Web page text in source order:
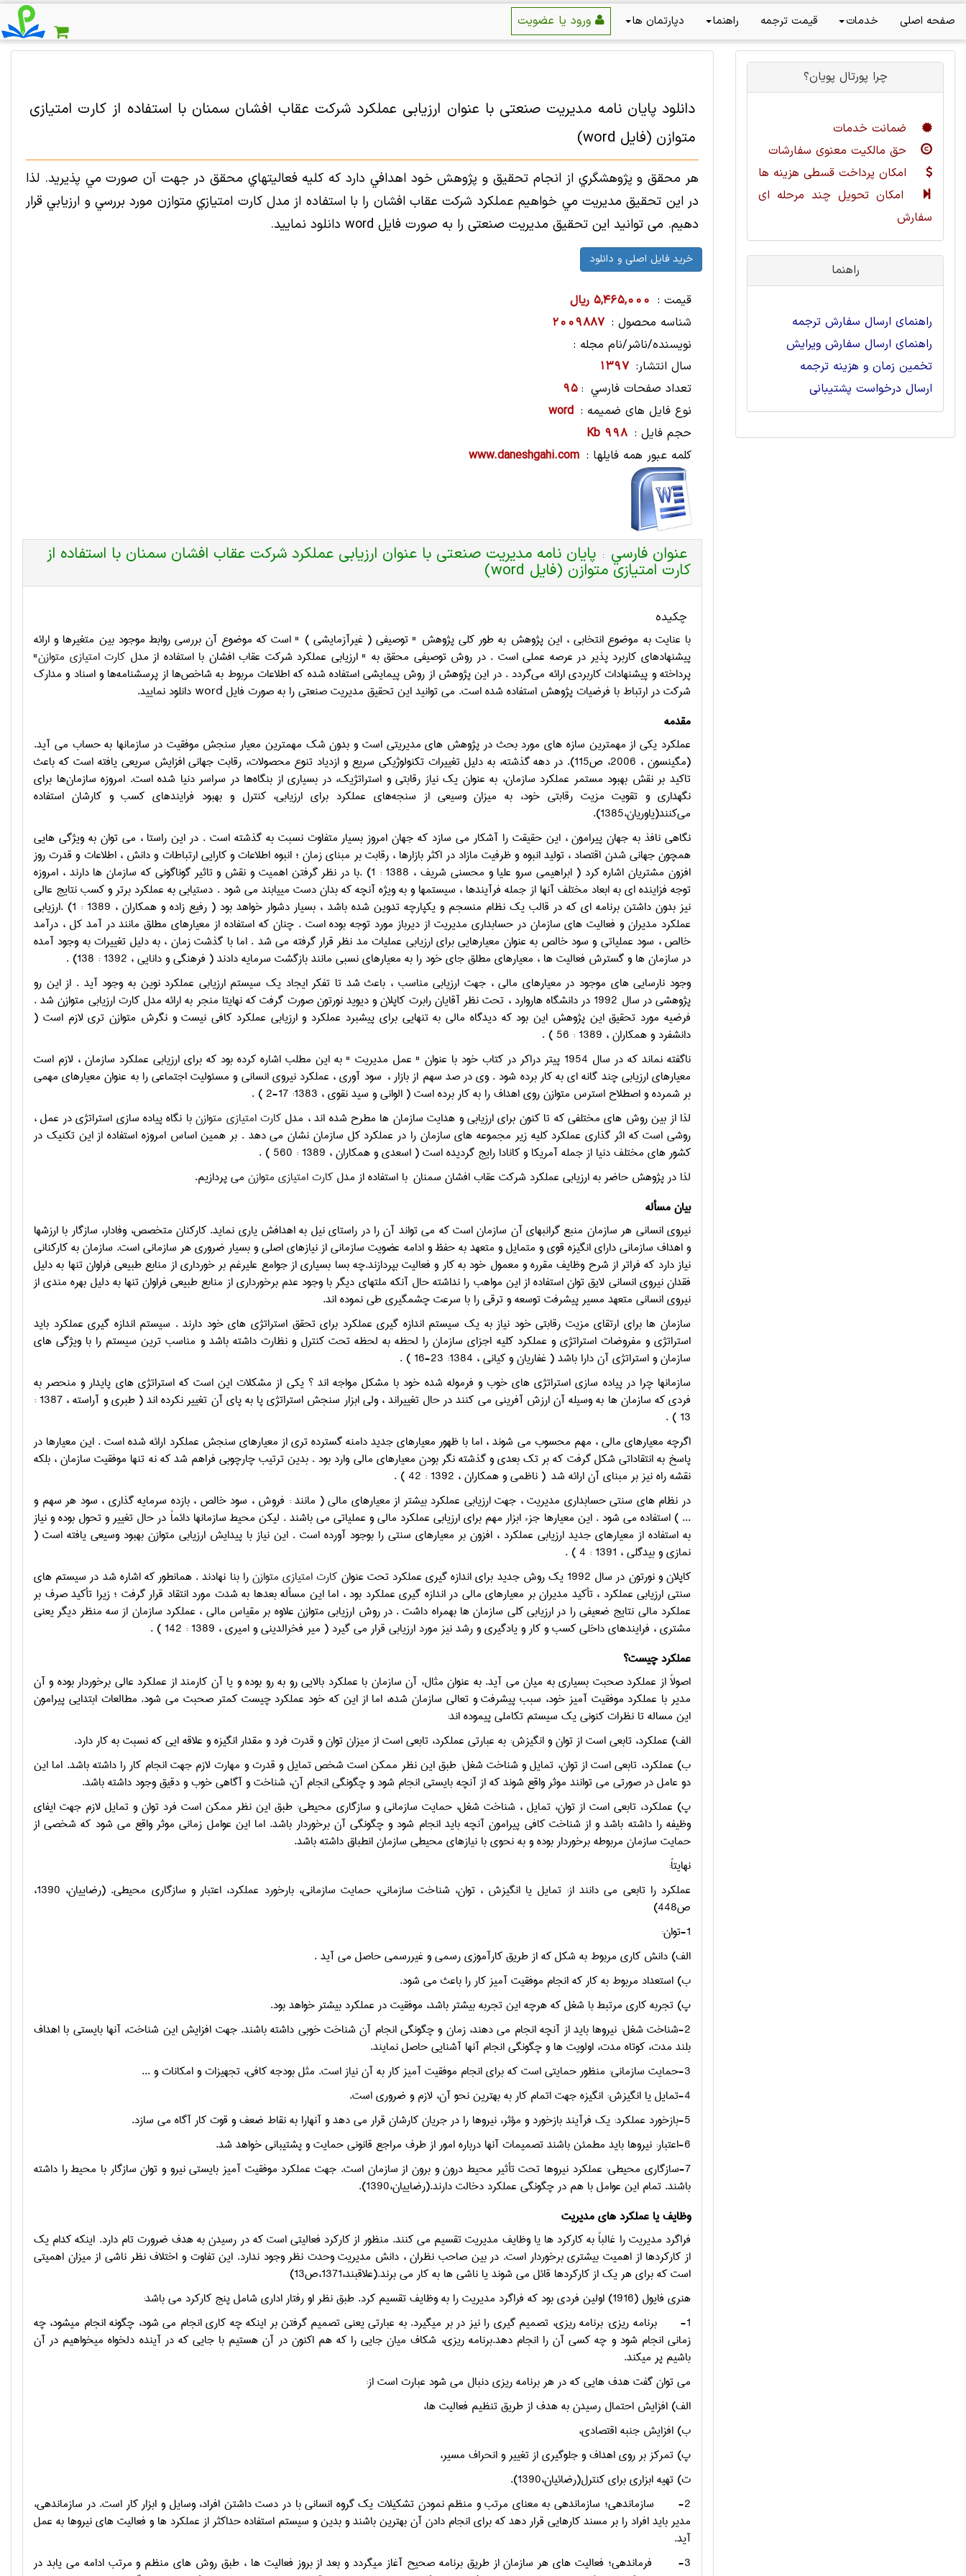
صفحه اصلی خدمات قیمت ترجمه راهنما دپارتمان ها
دانلود پایان نامه مدیریت صنعتی با عنوان ارزیابی عملکرد شرکت عقاب افشان سمنان با استفاده از کارت امتیازی
متوازن (فایل word)
هر محقق و پژوهشگري از انجام تحقيق و پژوهش خود اهدافي دارد كه كليه فعاليتهاي محقق در جهت آن صورت مي پذيريد. لذا
در این تحقيق مدیریت مي خواهيم عملکرد شرکت عقاب افشان را با استفاده از مدل کارت امتيازي متوازن مورد بررسي و ارزيابي قرار
دهيم. می توانید این تحقیق مدیریت صنعتی را به صورت فایل word دانلود نمایید.
قیمت : 5,465,000 ریال
شناسه محصول : 2009887
نویسنده/ناشر/نام مجله :
سال انتشار: 1397
تعداد صفحات فارسي :
95
نوع فایل های ضمیمه : word
حجم فایل : 998 Kb
کلمه عبور همه فایلها : www.daneshgahi.com
عنوان فارسي : پایان نامه مدیریت صنعتی با عنوان ارزیابی عملکرد شرکت عقاب افشان سمنان با استفاده از
کارت امتیازی متوازن (فایل word)
چکیده
با عنايت به موضوع انتخابي ، اين پژوهش به طور كلي پژوهش " توصيفي ( غيرآزمايشي ) " است كه موضوع آن بررسي روابط موجود بين متغيرها و ارائه
پيشنهادهاي كاربرد پذير در عرصه عملي است . در روش توصيفي محقق به " ارزيابي عملکرد شرکت عقاب افشان با استفاده از مدل کارت امتيازي متوازن"
پرداخته و پيشنهادات كاربردي ارائه مي‌گردد . در اين پژوهش از روش پيمايشي استفاده شده كه اطلاعات مربوط به شاخص‌ها از پرسشنامه‌ها و اسناد و مدارک
شرکت در ارتباط با فرضيات پژوهش استفاده شده است. می توانید این تحقیق مدیریت صنعتی را به صورت فایل word دانلود نمایید.
مقدمه
عملكرد يكي از مهمترين سازه هاي مورد بحث در پژوهش هاي مديريتي است و بدون شك مهمترين معيار سنجش موفقيت در سازمانها به حساب مي آيد.
(مگینسون ، 2006، ص115). در دهه گذشته، به دلیل تغییرات تکنولوژیکی سریع و ازدیاد تنوع محصولات، رقابت جهانی افزایش سریعی یافته است که باعث
تاکید بر نقش بهبود مستمر عملکرد سازمان، به عنوان یک نیاز رقابتی و استراتژیک، در بسیاری از بنگاه‌ها در سراسر دنیا شده است. امروزه سازمان‌ها برای
نگهداری و تقویت مزیت رقابتی خود، به میزان وسیعی از سنجه‌های عملکرد برای ارزیابی، کنترل و بهبود فرایندهای کسب و کارشان استفاده
می‌کنند(یاوریان،1385).
نگاهي نافذ به جهان پيرامون ، اين حقيقت را آشکار مي سازد که جهان امروز بسيار متفاوت نسبت به گذشته است . در اين راستا ، مي توان به ويژگي هايي
همچون جهاني شدن اقتصاد ، توليد انبوه و ظرفيت مازاد در اکثر بازارها ، رقابت بر مبناي زمان ؛ انبوه اطلاعات و کارايي ارتباطات و دانش ، اطلاعات و قدرت روز
افزون مشتريان اشاره کرد ( ابراهيمي سرو عليا و محسني شريف ، 1388 : 1) .با در نظر گرفتن اهميت و نقش و تاثير گوناگوني که سازمان ها دارند ، امروزه
توجه فزاينده اي به ابعاد مختلف آنها از جمله فرآيندها ، سيستمها و به ويژه آنچه که بدان دست مييابند مي شود . دستيابي به عملکرد برتر و کسب نتايج عالي
نيز بدون داشتن برنامه اي که در قالب يک نظام منسجم و يکپارچه تدوين شده باشد ، بسيار دشوار خواهد بود ( رفيع زاده و همکاران ، 1389 : 1) .ارزيابي
عملکرد مديران و فعاليت هاي سازمان در حسابداري مديريت از ديرباز مورد توجه بوده است . چنان که استفاده از معيارهاي مطلق مانند در آمد کل ، درآمد
خالص ، سود عملياتي و سود خالص به عنوان معيارهايي براي ارزيابي عمليات مد نظر قرار گرفته مي شد . اما با گذشت زمان ، به دليل تغييرات به وجود آمده
در سازمان ها و گسترش فعاليت ها ، معيارهاي مطلق جاي خود را به معيارهاي نسبي مانند بازگشت سرمايه دادند ( فرهنگي و دانايي ، 1392 : 138) .
وجود نارسايي هاي موجود در معيارهاي مالي ، جهت ارزيابي مناسب ، باعث شد تا تفکر ايجاد يک سيستم ارزيابي عملکرد نوين به وجود آيد . از اين رو
پژوهشي در سال 1992 در دانشگاه هاروارد ، تحت نظر آقايان رابرت کاپلان و ديويد نورتون صورت گرفت که نهايتا منجر به ارائه مدل کارت ارزيابي متوازن شد .
فرضيه مورد تحقيق اين پژوهش اين بود که ديدگاه مالي به تنهايي براي پيشبرد عملکرد و ارزيابي عملکرد کافي نيست و نگرش متوازن تري لازم است (
دانشفرد و همکاران ، 1389 : 56 ) .
ناگفته نماند که در سال 1954 پيتر دراکر در کتاب خود با عنوان " عمل مديريت " به اين مطلب اشاره کرده بود که براي ارزيابي عملکرد سازمان ، لازم است
معيارهاي ارزيابي چند گانه اي به کار برده شود . وي در صد سهم از بازار ، سود آوري ، عملکرد نيروي انساني و مسئوليت اجتماعي را به عنوان معيارهاي مهمي
بر شمرده و اصطلاح استرس متوازن روي اهداف را به کار برده است ( الواني و سيد نقوي ، 1383: 17-2 ) .
لذا از بين روش هاي مختلفي که تا کنون براي ارزيابي و هدايت سازمان ها مطرح شده اند ، مدل کارت امتيازي متوازنبا نگاه پياده سازي استراتژي در عمل ،
روشي است که اثر گذاري عملکرد کليه زير مجموعه هاي سازمان را در عملکرد کل سازمان نشان مي دهد . بر همين اساس امروزه استفاده از اين تکنيک در
کشور هاي مختلف دنيا از جمله آمريکا و کانادا رايج گرديده است ( اسعدي و همکاران ، 1389 : 560 ) .
لذا در پژوهش حاضر به ارزيابي عملکرد شرکت عقاب افشان سمنان با استفاده از مدل کارت امتيازي متوازن می پردازیم.
بيان مسأله
نيروي انساني هر سازمان منبع گرانبهاي آن سازمان است كه مي تواند آن را در راستاي نيل به اهدافش ياري نمايد. كاركنان متخصص، وفادار، سازگار با ارزشها
و اهداف سازماني داراي انگيزه قوي و متمايل و متعهد به حفظ و ادامه عضويت سازماني از نيازهاي اصلي و بسيار ضروري هر سازماني است. سازمان به كاركناني
نياز دارد كه فراتر از شرح وظايف مقرره و معمول خود به كار و فعاليت بپردازند.چه بسا بسياري از جوامع عليرغم بر خورداري از منابع طبيعي فراوان تنها به دليل
فقدان نيروي انساني لايق توان استفاده از اين مواهب را نداشته حال آنكه ملتهاي ديگر با وجود عدم برخورداري از منابع طبيعي فراوان تنها به دليل بهره مندي از
نيروي انساني متعهد مسير پيشرفت توسعه و ترقي را با سرعت چشمگيري طي نموده اند.
سازمان ها براي ارتقاي مزيت رقابتي خود نياز به يک سيستم اندازه گيري عملکرد براي تحقق استراتژي هاي خود دارند . سيستم اندازه گيري عملکرد بايد
استراتژي و مفروضات استراتژي و عملکرد کليه اجزاي سازمان را لحظه به لحظه تحت کنترل و نظارت داشته باشد و مناسب ترين سيستم را با ويژگي هاي
سازمان و استراتژي آن دارا باشد ( غفاريان و کياني ، 1384: 23-16 ) .
سازمانها چرا در پياده سازي استراتژي هاي خوب و فرموله شده خود با مشکل مواجه اند ؟ يکي از مشکلات اين است که استراتژي هاي پايدار و منحصر به
فردي که سازمان ها به وسيله آن ارزش آفريني مي کنند در حال تغييراند ، ولي ابزار سنجش استراتژي پا به پاي آن تغيير نکرده اند ( طبري و آراسته ، 1387 :
13 ) .
اگرچه معيارهاي مالي ، مهم محسوب مي شوند ، اما با ظهور معيارهاي جديد دامنه گسترده تري از معيارهاي سنجش عملکرد ارائه شده است . اين معيارها در
پاسخ به انتقاداتي شکل گرفت که بر تک بعدي و گذشته نگر بودن معيارهاي مالي وارد بود . بدين ترتيب چارچوبي فراهم شد که نه تنها موفقيت سازمان ، بلکه
نقشه راه نيز بر مبناي آن ارائه شد ( ناظمي و همکاران ، 1392 : 42 ) .
در نظام هاي سنتي حسابداري مديريت ، جهت ارزيابي عملکرد بيشتر از معيارهاي مالي ( مانند : فروش ، سود خالص ، بازده سرمايه گذاري ، سود هر سهم و
... ) استفاده مي شود . اين معيارها جزء ابزار مهم براي ارزيابي عملکرد مالي و عملياتي مي باشند . ليکن محيط سازمانها دائماً در حال تغيير و تحول بوده و نياز
به استفاده از معيارهاي جديد ارزيابي عملکرد ، افزون بر معيارهاي سنتي را بوجود آورده است . اين نياز با پيدايش ارزيابي متوازن بهبود وسيعي يافته است (
نمازي و بيدگلي ، 1391 : 4 ) .
کاپلان و نورتون در سال 1992 يک روش جديد براي اندازه گيري عملکرد تحت عنوان
کارت امتيازي متوازنرا بنا نهادند . همانطور که اشاره شد در سيستم هاي
سنتي ارزيابي عملکرد ، تأکيد مديران بر معيارهاي مالي در اندازه گيري عملکرد بود ، اما اين مسأله بعدها به شدت مورد انتقاد قرار گرفت ؛ زيرا تأکيد صرف بر
عملکرد مالي نتايج ضعيفي را در ارزيابي کلي سازمان ها بهمراه داشت . در روش ارزيابي متوازن علاوه بر مقياس مالي ، عملکرد سازمان از سه منظر ديگر يعني
مشتري ، فرايندهاي داخلي کسب و کار و يادگيري و رشد نيز مورد ارزيابي قرار مي گيرد ( مير فخرالديني و اميري ، 1389 : 142 ) .
عملکرد چیست؟
اصولاً از عملکرد صحبت بسیاری به میان می آید. به عنوان مثال، آن سازمان با عملکرد بالایی رو به رو بوده و یا آن کارمند از عملکرد عالی برخوردار بوده و آن
مدیر با عملکرد موفقیت آمیز خود، سبب پیشرفت و تعالی سازمان شده، اما از این که خود عملکرد چیست کمتر صحبت می شود. مطالعات ابتدایی پیرامون
این مساله تا نظرات کنونی یک سیستم تکاملی پیموده اند:
الف) عملکرد، تابعی است از توان و انگیزش: به عبارتی عملکرد، تابعی است از میزان توان و قدرت فرد و مقدار انگیزه و علاقه ایی که نسبت به کار دارد.
ب) عملکرد، تابعی است از توان، تمایل و شناخت شغل: طبق این نظر ممکن است شخص تمایل و قدرت و مهارت لازم جهت انجام کار را داشته باشد. اما این
دو عامل در صورتی می توانند موثر واقع شوند که از آنچه بایستی انجام شود و چگونگی انجام آن، شناخت و آگاهی خوب و دقیق وجود داشته باشد.
پ) عملکرد، تابعی است از توان، تمایل ، شناخت شغل، حمایت سازمانی و سازگاری محیطی: طبق این نظر ممکن است فرد توان و تمایل لازم جهت ایفای
وظیفه را داشته باشد و از شناخت کافی پیرامون آنچه باید انجام شود و چگونگی آن برخوردار باشد. اما این عوامل زمانی موثر واقع می شود که شخصی از
حمایت سازمان مربوطه برخوردار بوده و به نحوی با نیازهای محیطی سازمان انطباق داشته باشد.
نهایتاً:
عملکرد را تابعی می دانند از: تمایل یا انگیزش ، توان، شناخت سازمانی، حمایت سازمانی، بارخورد عملکرد، اعتبار و سازگاری محیطی. (رضاییان، 1390،
ص448)
1-توان:
الف) دانش کاری مربوط به شکل که از طریق کارآموزی رسمی و غیررسمی حاصل می آید .
ب) استعداد مربوط به کار که انجام موفقیت آمیز کار را باعث می شود.
پ) تجربه کاری مرتبط با شغل که هرچه این تجربه بیشتر باشد، موفقیت در عملکرد بیشتر خواهد بود.
2-شناخت شغل: نیروها باید از آنچه انجام می دهند، زمان و چگونگی انجام آن شناخت خوبی داشته باشند. جهت افزایش این شناخت، آنها بایستی با اهداف
بلند مدت، کوتاه مدت، اولویت ها و چگونگی انجام آنها آشنایی حاصل نمایند.
3-حمایت سازمانی: منظور حمایتی است که برای انجام موفقیت آمیز کار به آن نیاز است. مثل بودجه کافی، تجهیزات و امکانات و ...
4-تمایل یا انگیزش: انگیزه جهت اتمام کار به بهترین نحو آن، لازم و ضروری است.
5-بازخورد عملکرد: یک فرآیند بازخورد و مؤثر، نیروها را در جریان کارشان قرار می دهد و آنهارا به نقاط ضعف و قوت کار آگاه می سازد.
6-اعتبار: نیروها باید مطمئن باشند تصمیمات آنها درباره امور از طرف مراجع قانونی حمایت و پشتیبانی خواهد شد.
7-سازگاری محیطی: عملکرد نیروها تحت تأثیر محیط درون و برون از سازمان است. جهت عملکرد موفقیت آمیز بایستی نیرو و توان سازگار با محیط را داشته
باشند. تمام این عوامل با هم در چگونگی عملکرد دخالت دارند.(رضاییان،1390).
وظایف یا عملکرد های مدیریت
فراگرد مدیریت را غالباً به کارکرد ها یا وظایف مدیریت تقسیم می کنند. منظور از کارکرد فعالیتی است که در رسیدن به هدف ضرورت تام دارد. اینکه کدام یک
از کارکردها از اهمیت بیشتری برخوردار است. در بین صاحب نظران ، دانش مدیریت وحدت نظر وجود ندارد. این تفاوت و اختلاف نظر ناشی از میزان اهمیتی
است که برای هر یک از کارکردها قائل می شوند یا ناشی ها به کار می برند.(علاقبند،1371،ص13)
هنری فایول (1916) اولین فردی بود که فراگرد مدیریت را به وظایف تقسیم کرد. طبق نظر او رفتار اداری شامل پنج کارکرد می باشد:
1-
برنامه ریزی: برنامه ریزی، تصمیم گیری را نیز در بر میگیرد. به عبارتی یعنی تصمیم گرفتن بر اینکه چه کاری انجام می شود، چگونه انجام میشود، چه
زمانی انجام شود و چه کسی آن را انجام دهد.برنامه ریزی، شکاف میان جایی را که هم اکنون در آن هستیم با جایی که در آینده دلخواه میخواهیم در آن
باشیم پر میکند.
می توان گفت هدف هایی که در هر برنامه ریزی دنبال می شود عبارت است از:
الف) افزایش احتمال رسیدن به هدف از طریق تنظیم فعالیت ها،
ب) افزایش جنبه اقتصادی،
پ) تمرکز بر روی اهداف و جلوگیری از تغییر و انحراف مسیر،
ت) تهیه ابزاری برای کنترل(رضائیان،1390).
2-
سازماندهی؛ سازماندهی به معنای مرتب و منظم نمودن تشکیلات یک گروه انسانی با در دست داشتن افراد، وسایل و ابزار کار است. در سازماندهی،
مدیر باید افراد را بر مسند کارهایی قرار دهد که برای انجام دادن آن بهترین باشند و بدین و سیستم استفاده حداکثر از عملکرد ها و فعالیت های نیروها به عمل
آید.
3-
فرماندهی؛ فعالیت های هر سازمان از طریق برنامه صحیح آغاز میگردد و بعد از بروز فعالیت ها ، طبق روش های منظم و مرتب ادامه می یابد در
چرا پورتال پویان؟
ضمانت خدمات
حق مالکیت معنوی سفارشات
امکان پرداخت قسطی هزینه ها
امکان تحویل چند مرحله ای
سفارش
راهنما
راهنمای ارسال سفارش ترجمه
راهنمای ارسال سفارش ویرایش
تخمین زمان و هزینه ترجمه
ارسال درخواست پشتیبانی